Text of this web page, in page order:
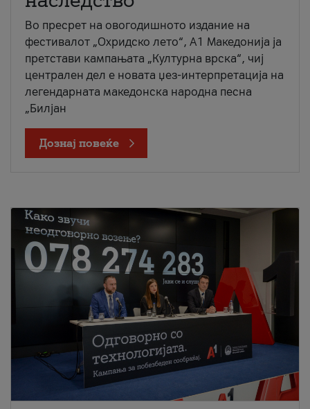
Во пресрет на овогодишното издание на
фестивалот „Охридско лето“, А1 Македонија ја
претстави кампањата „Културна врска“, чиј
централен дел е новата џез-интерпретација на
легендарната македонска народна песна
„Билјан
Дознај повеќе